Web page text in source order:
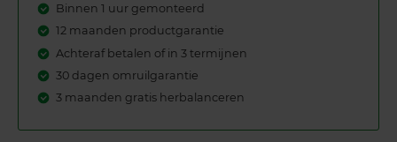
Binnen 1 uur gemonteerd
12 maanden productgarantie
Achteraf betalen of in 3 termijnen
30 dagen omruilgarantie
3 maanden gratis herbalanceren